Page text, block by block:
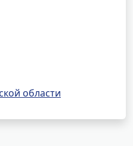
области